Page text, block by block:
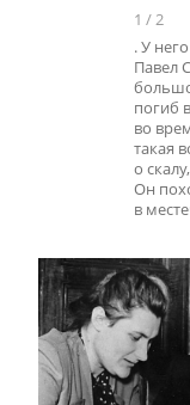
1 /2
. У
Павел
погиб
во
такая
о
Он
в